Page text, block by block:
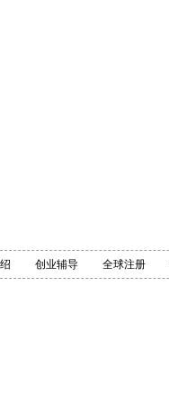
创业辅导 全球注册